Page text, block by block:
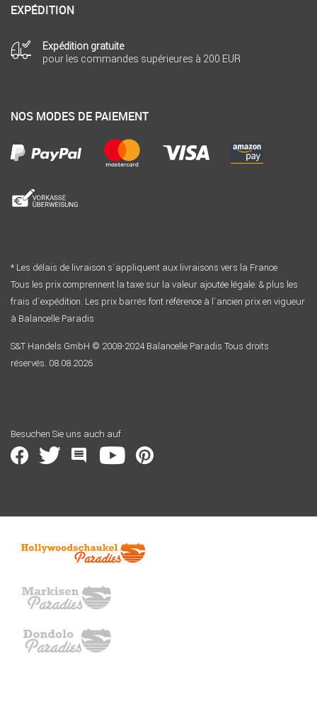
EXPÉDITION
Expédition gratuite
pour les commandes supérieures à 200 EUR
NOS MODES DE PAIEMENT
* Les délais de livraison s´appliquent aux livraisons vers la France
Tous les prix comprennent la taxe sur la valeur ajoutée légale. & plus les
frais d´expédition. Les prix barrés font référence à l´ancien prix en vigueur
à Balancelle Paradis
S&T Handels GmbH © 2008-2024 Balancelle Paradis Tous droits
réservés. 08.08.2026
Besuchen Sie uns auch auf